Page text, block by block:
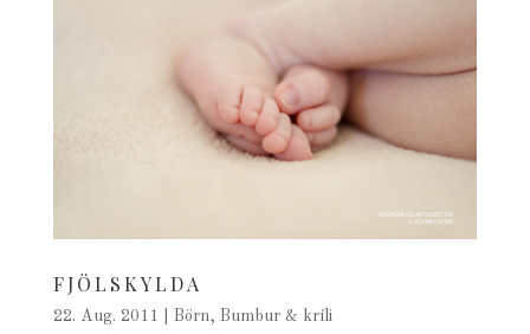
FJÖLSKYLDA
22. Aug. 2011 Börn, Bumbur & kríli